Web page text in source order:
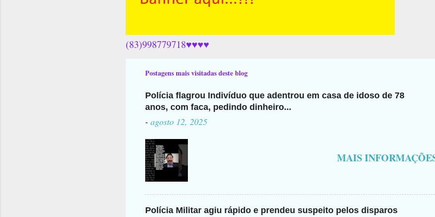
(83)998779718♥♥♥♥
Postagens mais visitadas deste blog
Polícia flagrou Indivíduo que adentrou em casa de idoso de 78
anos, com faca, pedindo dinheiro...
- agosto 12, 2025
MAIS
Polícia Militar agiu rápido e prendeu suspeito pelos disparos